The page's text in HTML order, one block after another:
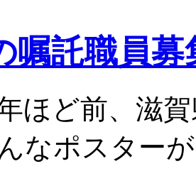
嘱託職員
ほど前、滋
なポスター